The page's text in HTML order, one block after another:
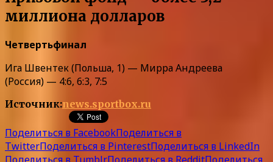
миллиона долларов
Четвертьфинал
Ига Швентек (Польша, 1) — Мирра Андреева
(Россия) — 4:6, 6:3, 7:5
Источник:news.sportbox.ru
Поделиться в FacebookПоделиться в
TwitterПоделиться в PinterestПоделиться в LinkedIn
Поделиться в TumblrПоделиться в RedditПоделиться